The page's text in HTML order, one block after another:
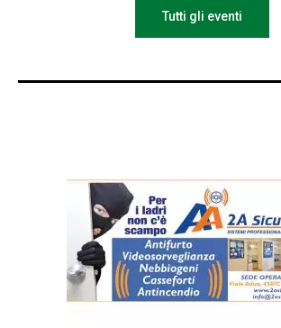
Tutti gli eventi